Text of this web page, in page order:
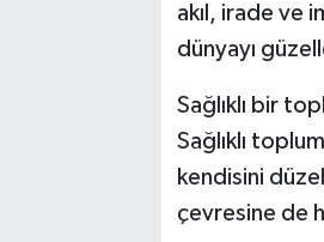
akıl, irade ve
dünyayı
Sağlıklı bir
Sağlıklı
kendisini
çevresine de